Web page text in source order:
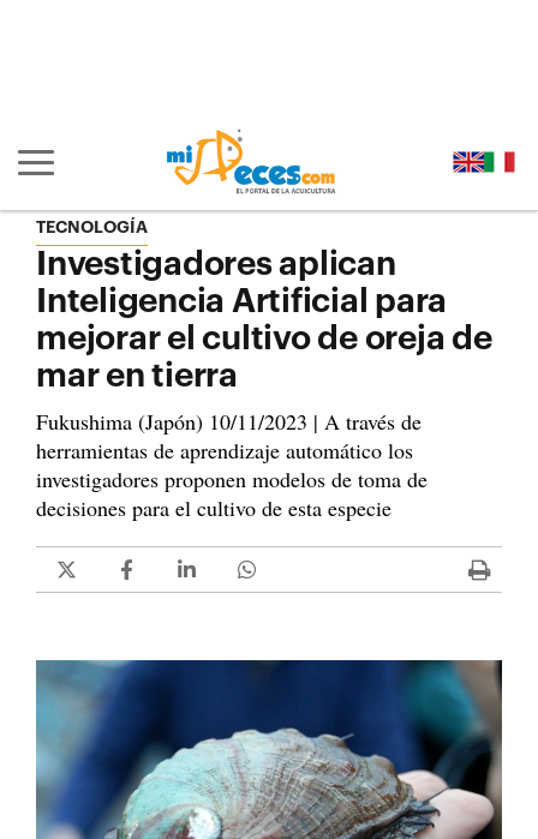
Mostrar/ocultar navegación principal
TECNOLOGÍA
Investigadores aplican
Inteligencia Artificial para
mejorar el cultivo de oreja de
mar en tierra
Fukushima (Japón) 10/11/2023 | A través de
herramientas de aprendizaje automático los
investigadores proponen modelos de toma de
decisiones para el cultivo de esta especie